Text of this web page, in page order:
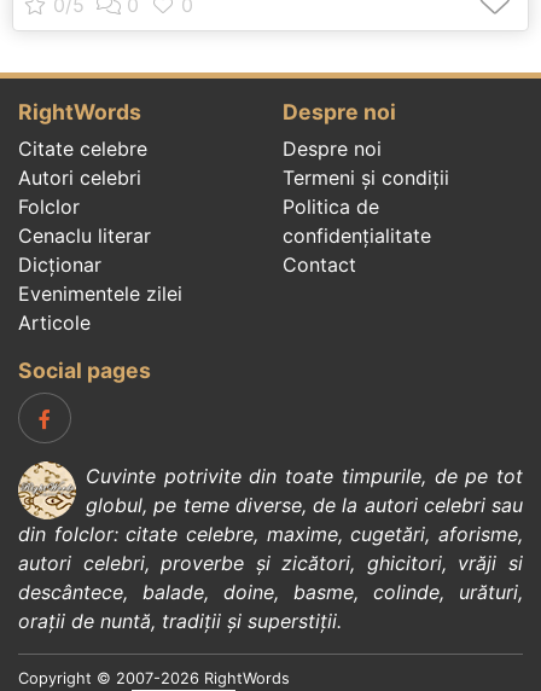
RightWords
Citate celebre
Autori celebri
Folclor
Cenaclu literar
Dicționar
Evenimentele zilei
Articole
Despre noi
Despre noi
Termeni și condiții
Politica de
confidenţialitate
Contact
Social pages
Cuvinte potrivite din toate timpurile, de pe tot
globul, pe teme diverse, de la autori celebrisau
din folclor:citate celebre, maxime,cugetări,aforisme,
autori celebri,proverbe și zicători, ghicitori, vrăji si
descântece, balade, doine, basme, colinde, urături,
orații de nuntă, tradiții și superstiții.
Copyright © 2007-2026 RightWords